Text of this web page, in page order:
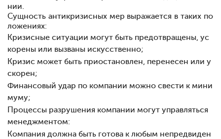
нии.
Сущность антикризисных мер выражается в таких по
ложениях:
Кризисные ситуации могут быть предотвращены, ус
корены или вызваны искусственно;
Кризис может быть приостановлен, перенесен или у
скорен;
Финансовый удар по компании можно свести к мини
муму;
Процессы разрушения компании могут управляться
менеджментом:
Компания должна быть готова к любым непредвиден